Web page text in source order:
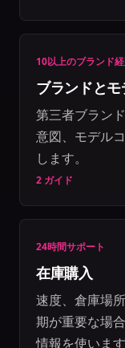
10以上のブランド
ブランドと
第三者ブラン
意図、モデル
します。
2 ガイド
24時間サポート
在庫購入
速度、倉庫場
期が重要な場
情報を使います